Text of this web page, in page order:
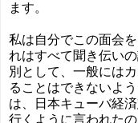
ます。
私は自分でこの面会
れはすべて聞き伝い
別として、一般には
ることはできないよ
は、日本キューバ経
行くように言われた